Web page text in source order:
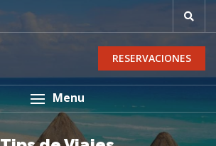
RESERVACIONES
Menu